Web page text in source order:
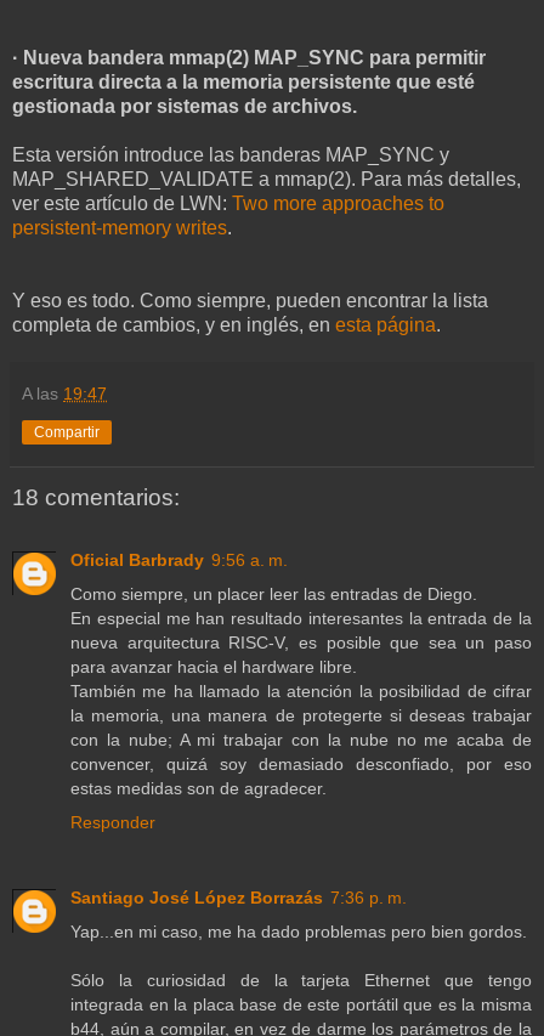
· Nueva bandera mmap(2) MAP_SYNC para permitir
escritura directa a la memoria persistente que esté
gestionada por sistemas de archivos.
Esta versión introduce las banderas MAP_SYNC y
MAP_SHARED_VALIDATE a mmap(2). Para más detalles,
ver este artículo de LWN: Two more approaches to
persistent-memory writes.
Y eso es todo. Como siempre, pueden encontrar la lista
completa de cambios, y en inglés, en esta página.
A las 19:47
Compartir
18 comentarios:
Oficial Barbrady 9:56 a. m.
Como siempre, un placer leer las entradas de Diego.
En especial me han resultado interesantes la entrada de la
nueva arquitectura RISC-V, es posible que sea un paso
para avanzar hacia el hardware libre.
También me ha llamado la atención la posibilidad de cifrar
la memoria, una manera de protegerte si deseas trabajar
con la nube; A mi trabajar con la nube no me acaba de
convencer, quizá soy demasiado desconfiado, por eso
estas medidas son de agradecer.
Responder
Santiago José López Borrazás 7:36 p. m.
Yap...en mi caso, me ha dado problemas pero bien gordos.
Sólo la curiosidad de la tarjeta Ethernet que tengo
integrada en la placa base de este portátil que es la misma
b44, aún a compilar, en vez de darme los parámetros de la